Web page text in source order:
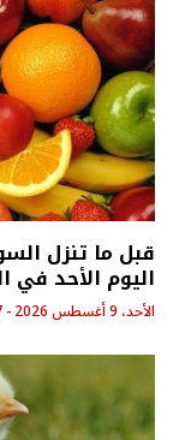
قبل ما تنزل
اليوم الأحد في
الأحد، 9 أغسطس 2026 - 8:57 ص